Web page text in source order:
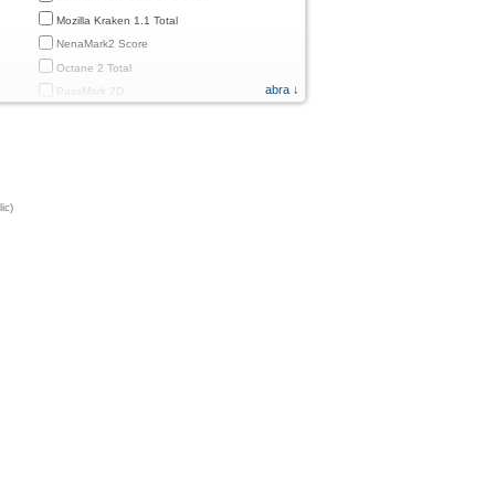
Mozilla Kraken 1.1 Total
NenaMark2 Score
Octane 2 Total
PassMark 2D
abra ↓